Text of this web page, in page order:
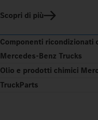
Scopri di più
Componenti ricondizionati
Mercedes‑Benz Trucks
Olio e prodotti chimici
TruckParts